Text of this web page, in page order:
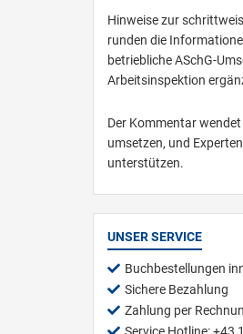
Hinweise zur
runden die
betriebliche ASchG-
Arbeitsinspektion
Der Kommentar
umsetzen, und
unterstützen.
UNSER SERVICE
Buchbestellungen
Sichere Bezahlung
Zahlung per
Service Hotline: +43